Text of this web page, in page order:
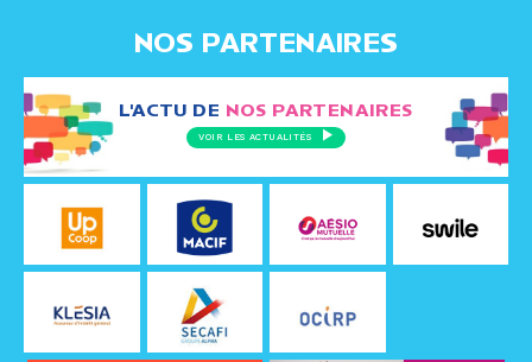
NOS PARTENAIRES
L'ACTU DE NOS PARTENAIRES
VOIR LES ACTUALITÉS